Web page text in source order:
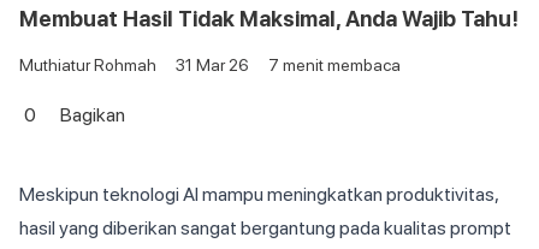
Membuat Hasil Tidak Maksimal, Anda Wajib Tahu!
Muthiatur Rohmah 31 Mar 26 7 menit membaca
0 Bagikan
Meskipun teknologi AI mampu meningkatkan produktivitas,
hasil yang diberikan sangat bergantung pada kualitas prompt